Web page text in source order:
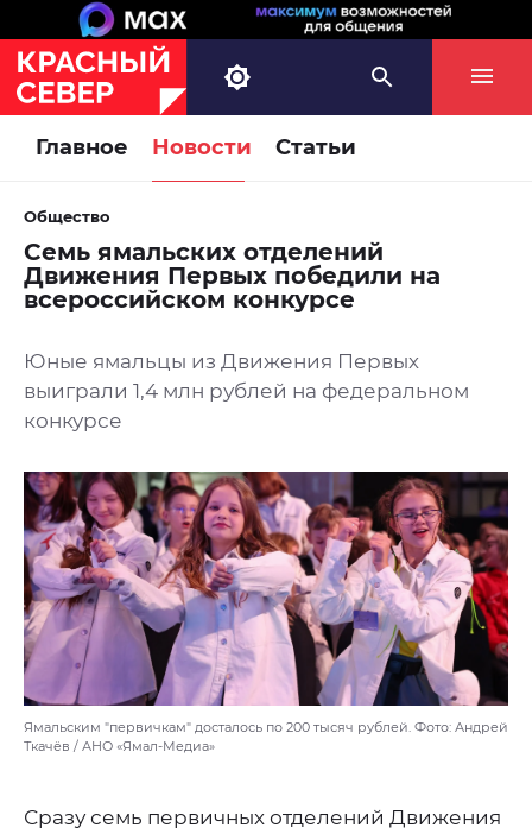
Главное Новости Статьи
Общество
Семь ямальских отделений
Движения Первых победили на
всероссийском конкурсе
Юные ямальцы из Движения Первых
выиграли 1,4 млн рублей на федеральном
конкурсе
Ямальским "первичкам" досталось по 200 тысяч рублей. Фото: Андрей
Ткачёв / АНО «Ямал-Медиа»
Сразу семь первичных отделений Движения